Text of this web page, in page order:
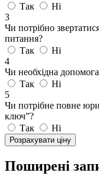
Так
Ні
3
Чи потрібно
питання?
Так
Ні
4
Чи необхідна допомога
Так
Ні
5
Чи потрібне повне
ключ”?
Так
Ні
Розрахувати ціну
Поширені